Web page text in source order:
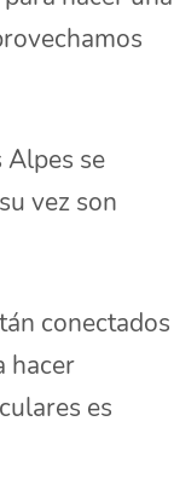
Alpes se
vez son
conectados
hacer
es